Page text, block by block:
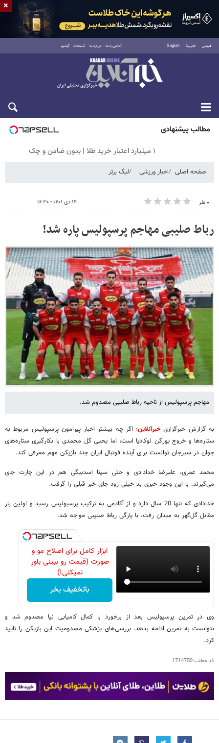
فارسی العربية English تماس با ما درباره ما تبلیغات آرشیو
شنبه ۱۷ مرداد ۱۴۰۵
مطالب پیشنهادی
۱ میلیارد اعتبار خرید طلا | بدون ضامن و چک
صفحه اصلی اخبار ورزشی لیگ برتر
۰ نفر ۱۳ دی ۱۴۰۱ - ۱۶:۳۰
رباط صلیبی مهاجم پرسپولیس پاره شد!
مهاجم پرسپولیس از ناحیه رباط صلیبی مصدوم شد.
به گزارش خبرگزاریخبرآنلاین؛ اگر چه بیشتر اخبار پیرامون پرسپولیس مربوط به
ستاره‌ها و خروج یورگن لوکادیا است، اما یحیی گل محمدی با بکارگیری ستاره‌های
جوان در سیرجان توانست برای آینده فوتبال ایران چند بازیکن مهم معرفی کند.
محمد عمری، علیرضا خدادادی و حتی سینا اسدبیگی هم در این چارت جای
می‌گیرند. با این وجود خبری بد خیلی زود جای خبر قبلی را گرفت.
خدادادی که تنها 20 سال دارد و از آکادمی به ترکیب پرسپولیس رسید و اولین بار
مقابل گل‌گهر به میدان رفت، با پارگی رباط صلیبی مواجه شد.
ابزار کامل برای اصلاح مو و
صورت (قیمت رو ببینی باور
نمیکنی!)
باتخفیف بخر
وی در تمرین پرسپولیس بعد از برخورد با کمال کامیابی نیا مصدوم شد و
نتوانست به تمرین ادامه بدهد. بررسی‌های پزشکی مصدومیت این بازیکن را تایید
کرد.
کد مطلب1714750
×